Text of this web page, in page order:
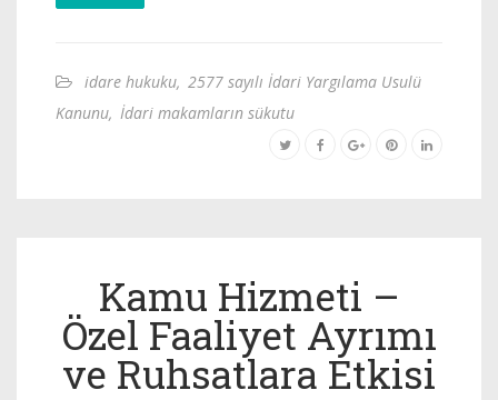
idare hukuku, 2577 sayılı İdari Yargılama Usulü
Kanunu, İdari makamların sükutu
Kamu Hizmeti –
Özel Faaliyet Ayrımı
ve Ruhsatlara Etkisi